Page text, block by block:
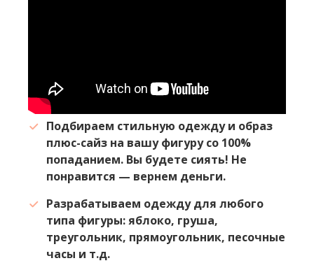
Подбираем стильную одежду и образ
плюс-сайз на вашу фигуру со 100%
попаданием. Вы будете сиять! Не
понравится — вернем деньги.
Разрабатываем одежду для любого
типа фигуры: яблоко, груша,
треугольник, прямоугольник, песочные
часы и т.д.